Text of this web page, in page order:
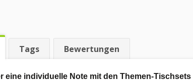
Tags Bewertungen
eine individuelle Note mit den Themen-Tischsets